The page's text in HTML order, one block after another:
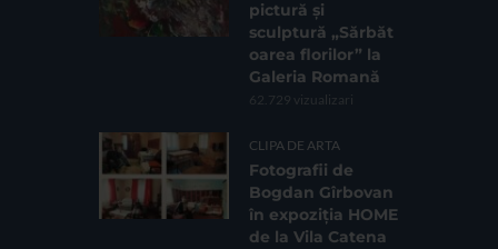
pictură și
sculptură „Sărbăt
oarea florilor” la
Galeria Romană
62.729 vizualizari
CLIPA DE ARTA
Fotografii de
Bogdan Gîrbovan
în expoziția HOME
de la Vila Catena